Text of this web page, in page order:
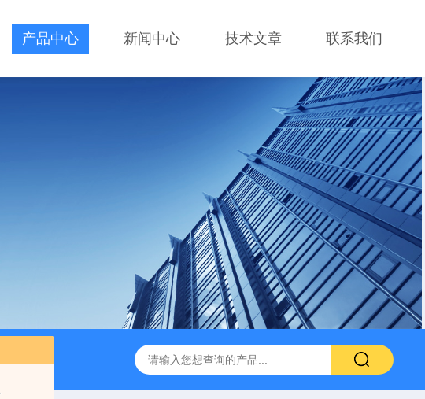
产品中心 新闻中心 技术文章 联系我们
HEIDENHAIN海德汉角度编码器全系列介绍 0631-053BARKSDALE